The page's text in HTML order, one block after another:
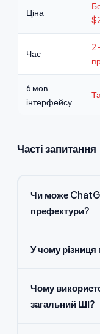
Ціна
Час
6 мов
інтерфейсу
Часті запитання
Чи може
префектури?
У чому
Чому
загальний ШІ?